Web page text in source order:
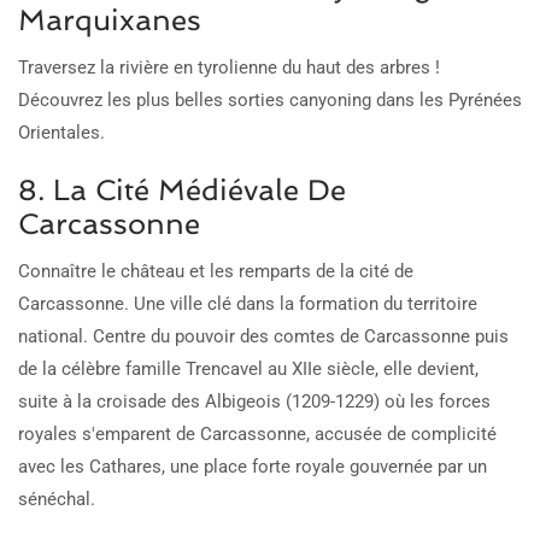
Marquixanes
Traversez la rivière en tyrolienne du haut des arbres !
Découvrez les plus belles sorties canyoning dans les Pyrénées
Orientales.
8. La Cité Médiévale De
Carcassonne
Connaître le château et les remparts de la cité de
Carcassonne. Une ville clé dans la formation du territoire
national. Centre du pouvoir des comtes de Carcassonne puis
de la célèbre famille Trencavel au XIIe siècle, elle devient,
suite à la croisade des Albigeois (1209-1229) où les forces
royales s'emparent de Carcassonne, accusée de complicité
avec les Cathares, une place forte royale gouvernée par un
sénéchal.